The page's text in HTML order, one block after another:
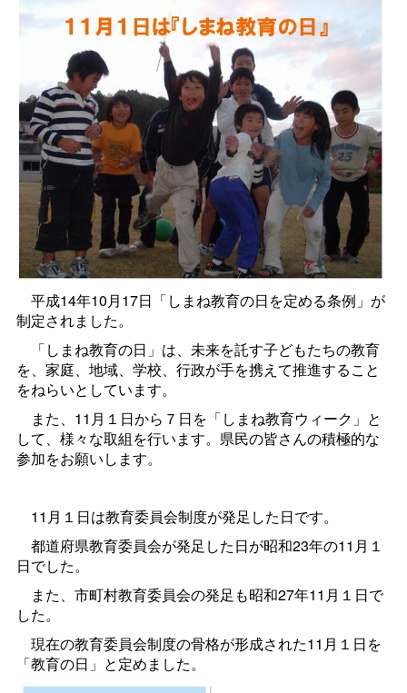
平成14年10月17日「しまね教育の日を定める条例」が
制定されました。
「しまね教育の日」は、未来を託す子どもたちの教育
を、家庭、地域、学校、行政が手を携えて推進すること
をねらいとしています。
また、11月１日から７日を「しまね教育ウィーク」と
して、様々な取組を行います。県民の皆さんの積極的な
参加をお願いします。
11月１日は教育委員会制度が発足した日です。
都道府県教育委員会が発足した日が昭和23年の11月１
日でした。
また、市町村教育委員会の発足も昭和27年11月１日で
した。
現在の教育委員会制度の骨格が形成された11月１日を
「教育の日」と定めました。